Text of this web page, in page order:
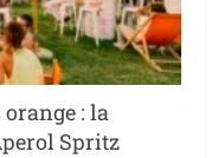
orange : la
Spritz